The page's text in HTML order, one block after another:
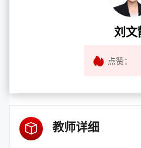
刘文
点赞：
教师详细